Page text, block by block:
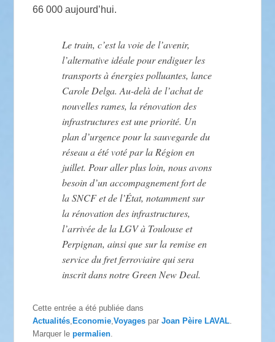
66 000 aujourd’hui.
Le train, c’est la voie de l’avenir,
l’alternative idéale pour endiguer les
transports à énergies polluantes, lance
Carole Delga. Au-delà de l’achat de
nouvelles rames, la rénovation des
infrastructures est une priorité. Un
plan d’urgence pour la sauvegarde du
réseau a été voté par la Région en
juillet. Pour aller plus loin, nous avons
besoin d’un accompagnement fort de
la SNCF et de l’État, notamment sur
la rénovation des infrastructures,
l’arrivée de la LGV à Toulouse et
Perpignan, ainsi que sur la remise en
service du fret ferroviaire qui sera
inscrit dans notre Green New Deal.
Cette entrée a été publiée dans
Actualités ,Economie ,Voyages parJoan Pèire LAVAL
Marquer lepermalien